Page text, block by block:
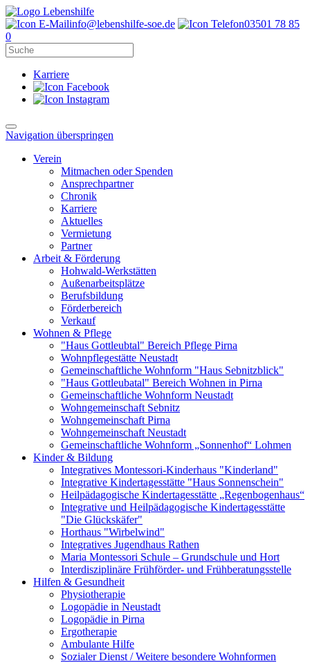
info@lebenshilfe-soe.de
03501 78 85
0
Karriere
Navigation überspringen
Verein
Mitmachen oder Spenden
Ansprechpartner
Chronik
Karriere
Aktuelles
Vermietung
Partner
Arbeit & Förderung
Hohwald-Werkstätten
Außenarbeitsplätze
Berufsbildung
Förderbereich
Verkauf
Wohnen & Pflege
"Haus Gottleubtal" Bereich Pflege Pirna
Wohnpflegestätte Neustadt
Gemeinschaftliche Wohnform "Haus Sebnitzblick"
"Haus Gottleubatal" Bereich Wohnen in Pirna
Gemeinschaftliche Wohnform Neustadt
Wohngemeinschaft Sebnitz
Wohngemeinschaft Pirna
Wohngemeinschaft Neustadt
Gemeinschaftliche Wohnform „Sonnenhof“ Lohmen
Kinder & Bildung
Integratives Montessori-Kinderhaus "Kinderland"
Integrative Kindertagesstätte "Haus Sonnenschein"
Heilpädagogische Kindertagesstätte „Regenbogenhaus“
Integrative und Heilpädagogische Kindertagesstätte
"Die Glückskäfer"
Horthaus "Wirbelwind"
Integratives Jugendhaus Rathen
Maria Montessori Schule – Grundschule und Hort
Interdisziplinäre Frühförder- und Frühberatungsstelle
Hilfen & Gesundheit
Physiotherapie
Logopädie in Neustadt
Logopädie in Pirna
Ergotherapie
Ambulante Hilfe
Sozialer Dienst / Weitere besondere Wohnformen